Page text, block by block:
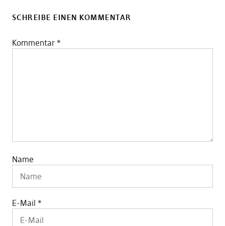
SCHREIBE EINEN KOMMENTAR
Kommentar *
Name
E-Mail *